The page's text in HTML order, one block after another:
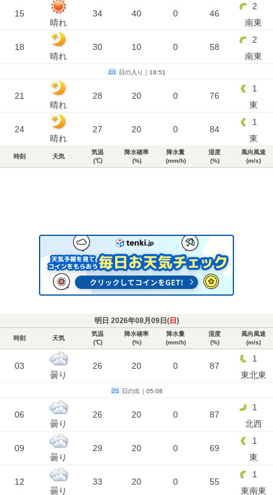
15
晴れ
34 40 0 46
2
南東
18
晴れ
30 10 0 58
2
南東
日の入り｜18:51
21
晴れ
28 20 0 76
1
東
24
晴れ
27 20 0 84
1
東
時刻 天気
気温
(℃)
降水確率
(%)
降水量
(mm/h)
湿度
(%)
風向風速
(m/s)
明日 2026年08月09日(日 )
時刻 天気
気温
(℃)
降水確率
(%)
降水量
(mm/h)
湿度
(%)
風向風速
(m/s)
03
曇り
26 20 0 87
1
東北東
日の出｜05:08
06
曇り
26 20 0 87
1
北西
09
曇り
29 20 0 69
1
東
12
曇り
33 20 0 55
1
東南東